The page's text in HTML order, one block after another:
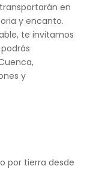
en
y encanto.
te invitamos
y
por tierra desde